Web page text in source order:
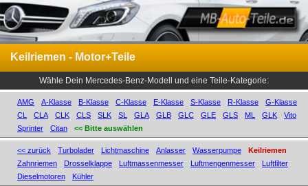
Keilriemen - Motor+Teile
Wähle Dein Mercedes-Benz-Modell und eine Teile-Kategorie:
AMG A-Klasse B-Klasse C-Klasse E-Klasse S-Klasse R-Klasse
G-Klasse
CL
CLA CLK CLS SLK SL GLA GLB GLC GLE GLS ML GLK
Vito
Sprinter
Citan << Bitte auswählen
<< zurück Turbolader Lichtmaschine Anlasser Wasserpumpe
Keilriemen
Zahnriemen
Drosselklappe Luftmassenmesser Luftmengenmesser
Luftfilter
Dieselmotoren
Kühler